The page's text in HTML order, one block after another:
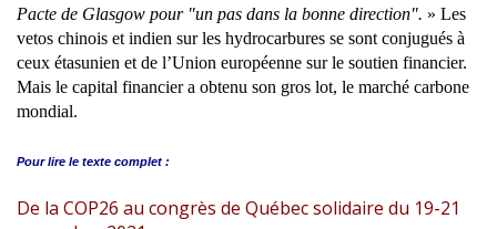
Pacte de Glasgow pour "un pas dans la bonne direction". » Les
vetos chinois et indien sur les hydrocarbures se sont conjugués à
ceux étasunien et de l’Union européenne sur le soutien financier.
Mais le capital financier a obtenu son gros lot, le marché carbone
mondial.
Pour lire le texte complet :
De la COP26 au congrès de Québec solidaire du 19-21